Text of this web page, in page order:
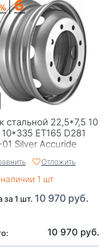
стальной 22,5*7,5 10
10*335 ЕТ165 D281
Silver Accuride
Отложить
1 шт
за 1 шт. 10 970 руб.
10 970 руб.